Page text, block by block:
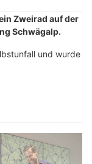
Zweirad auf der
Schwägalp.
und wurde